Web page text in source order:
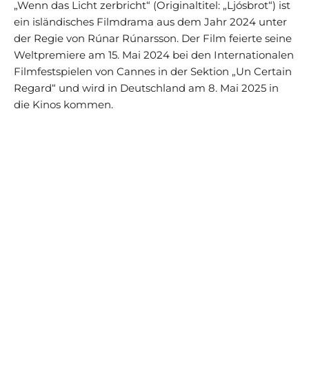
„Wenn das Licht zerbricht“ (Originaltitel: „Ljósbrot“) ist
ein isländisches Filmdrama aus dem Jahr 2024 unter
der Regie von Rúnar Rúnarsson. Der Film feierte seine
Weltpremiere am 15. Mai 2024 bei den Internationalen
Filmfestspielen von Cannes in der Sektion „Un Certain
Regard“ und wird in Deutschland am 8. Mai 2025 in
die Kinos kommen.